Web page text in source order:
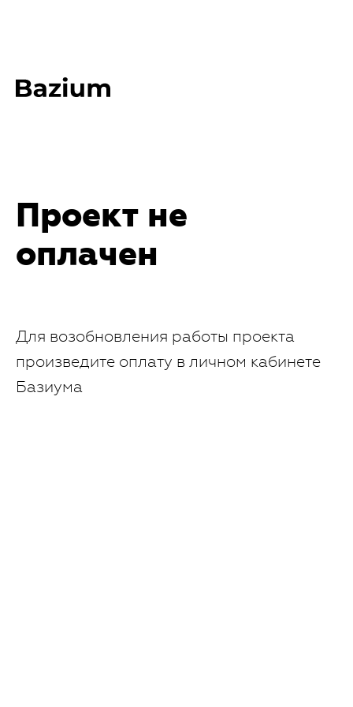
Проект не
оплачен
Для возобновления работы проекта
произведите оплату в личном кабинете
Базиума